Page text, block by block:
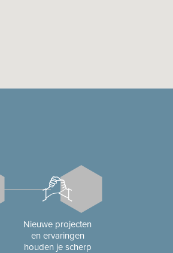
Nieuwe projecten
en ervaringen
houden je scherp